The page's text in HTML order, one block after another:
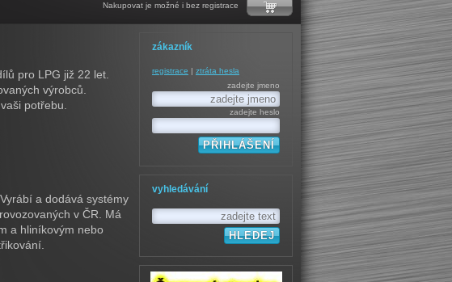
Nakupovat je možné i bez registrace
pro LPG již 22 let.
výrobců.
potřebu.
a dodává systémy
v ČR. Má
a hliníkovým nebo
zákazník
registrace
ztráta hesla
zadejte jmeno
zadejte heslo
vyhledávání